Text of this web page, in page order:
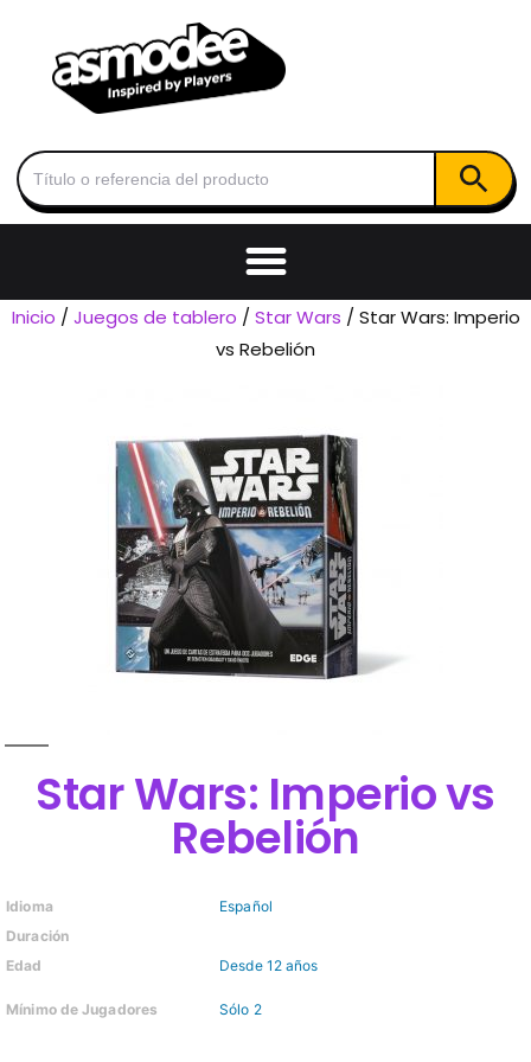
Buscar: Botón de
Inicio /Juegos de tablero /Star Wars / Star Wars: Imperio
vs Rebelión
Star Wars: Imperio vs
Rebelión
Idioma
Español
Duración
Edad
Desde 12 años
Mínimo de Jugadores Sólo 2